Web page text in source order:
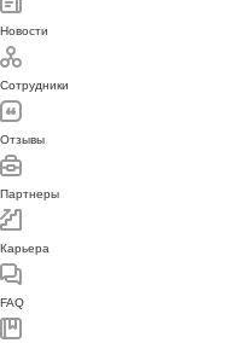
Новости
Сотрудники
Отзывы
Партнеры
Карьера
FAQ